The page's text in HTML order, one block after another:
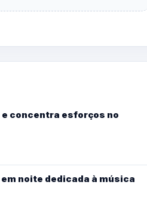
concentra esforços no
noite dedicada à música